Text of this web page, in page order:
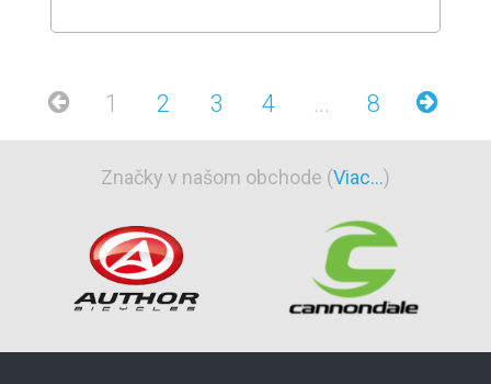
1 2 3 4 ... 8
Značky v našom obchode (Viac...)